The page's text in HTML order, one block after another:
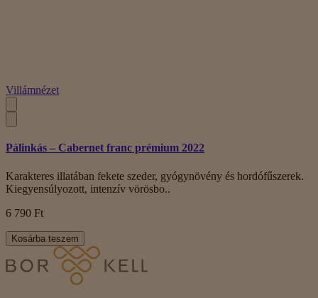
Villámnézet
Pálinkás – Cabernet franc prémium 2022
Karakteres illatában fekete szeder, gyógynövény és hordófűszerek.
Kiegyensúlyozott, intenzív vörösbo..
6 790 Ft
Kosárba teszem